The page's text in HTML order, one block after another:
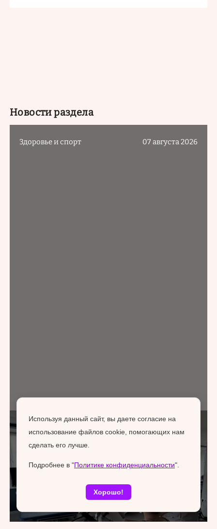
Новости раздела
Здоровье и спорт 07 августа 2026
Используя данный сайт, вы даете согласие на
использование файлов cookie, помогающих нам
сделать его лучше.
Подробнее в "Политике конфиденциальности".
Хорошо!